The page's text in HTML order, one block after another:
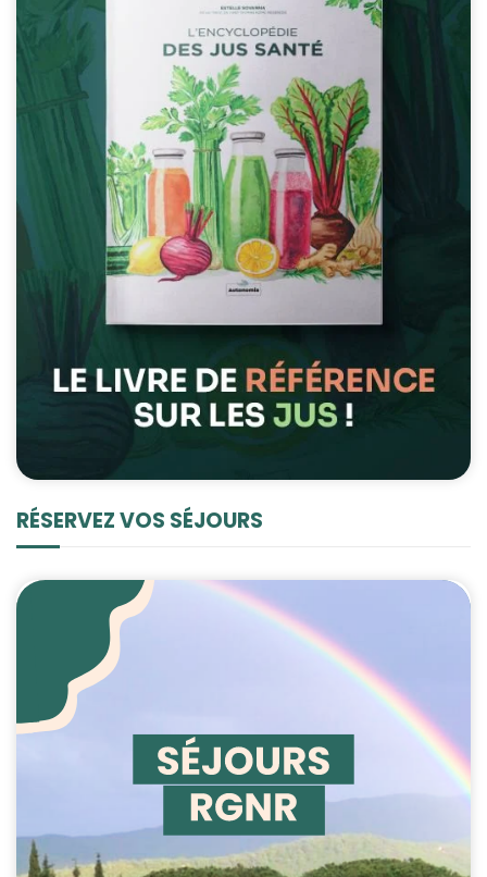
RÉSERVEZ VOS SÉJOURS